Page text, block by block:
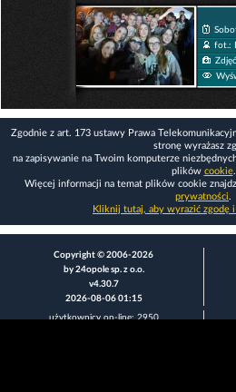
fot.:
Zgodnie z art. 173 ustawy Prawa
stronę wyrażasz
na zapisywanie na Twoim komputerze
plików cookie.
Więcej informacji na temat plików cookie
prywatności.
Kliknij tutaj, aby wyrazić zgodę
Copyright © 2006-2026
by 24opole sp. z o.o.
v4.30.7
2026-08-06 01:15
użytkownicy on-line: 2950